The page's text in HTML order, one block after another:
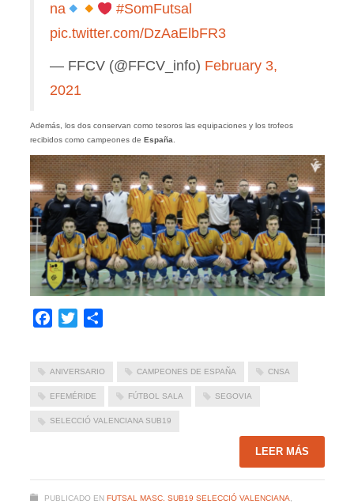
na
#SomFutsal
pic.twitter.com/DzAaElbFR3
— FFCV (@FFCV_info) February 3,
2021
Además, los dos conservan como tesoros las equipaciones y los trofeos
recibidos como campeones de España.
Facebook
Twitter
ANIVERSARIO CAMPEONES DE ESPAÑA CNSA
EFEMÉRIDE FÚTBOL SALA SEGOVIA
SELECCIÓ VALENCIANA SUB19
LEER MÁS
PUBLICADO EN FUTSAL MASC. SUB19 SELECCIÓ VALENCIANA